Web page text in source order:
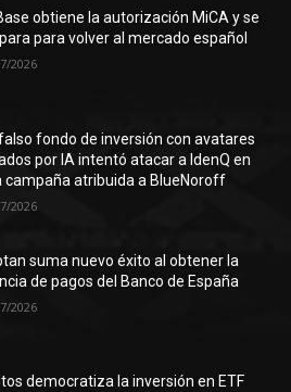
obtiene la autorización MiCA y se
para volver al mercado español
2026
fondo de inversión con avatares
por IA intentó atacar a IdenQ en
campaña atribuida a BlueNoroff
2026
suma nuevo éxito al obtener la
de pagos del Banco de España
2026
democratiza la inversión en ETF